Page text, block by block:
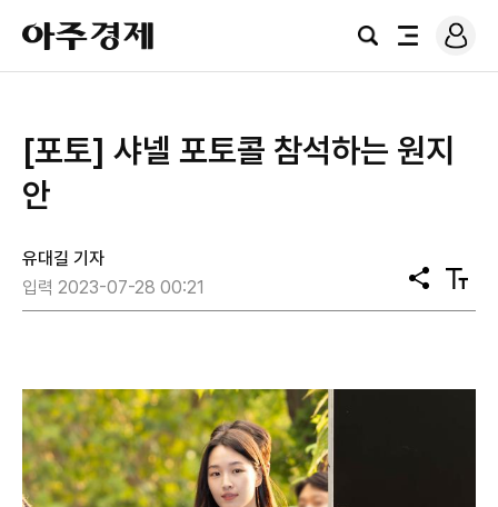
아
주
경
검
전
로
그
[포토] 샤넬 포토콜 참석하는 원지
안
유대길 기자
입력 2023-07-28 00:21
공
유
텍
스